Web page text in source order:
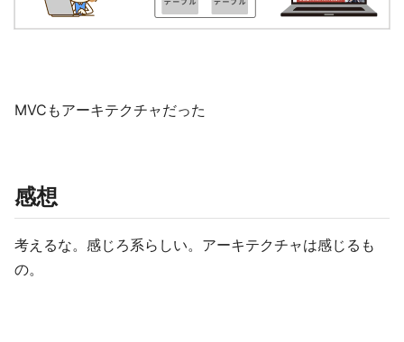
MVCもアーキテクチャだった
感想
考えるな。感じろ系らしい。アーキテクチャは感じるも
の。